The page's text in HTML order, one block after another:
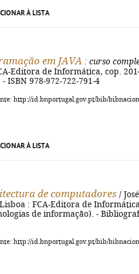
À LISTA
em JAVA : curso
Editora de Informática, cop.
ISBN 978-972-722-791-4
http://id.bnportugal.gov.pt/bib/
À LISTA
de computadores /
: FCA-Editora de
de informação). -
http://id.bnportugal.gov.pt/bib/